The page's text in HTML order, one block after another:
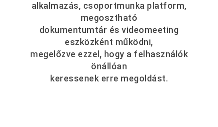
alkalmazás, csoportmunka platform,
megosztható
dokumentumtár és videomeeting
eszközként működni,
megelőzve ezzel, hogy a felhasználók
önállóan
keressenek erre megoldást.